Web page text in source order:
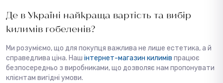
Де в Україні найкраща вартість та вибір
килимів гобеленів?
Ми розуміємо, що для покупця важлива не лише естетика, а й
справедлива ціна. Наш інтернет-магазин килимів працює
безпосередньо з виробниками, що дозволяє нам пропонувати
клієнтам вигідні умови.